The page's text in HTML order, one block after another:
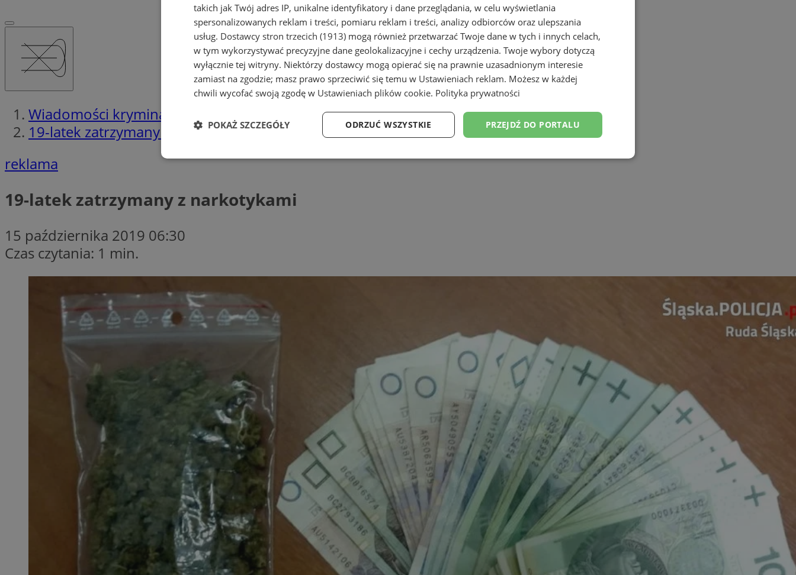
Wiadomości kryminalne w Rudzie Śląskiej
19-latek zatrzymany z narkotykami
reklama
19-latek zatrzymany z narkotykami
15 października 2019 06:30
Czas czytania: 1 min.
takich jak Twój adres IP, unikalne identyfikatory i dane przeglądania, w celu wyświetlania
spersonalizowanych reklam i treści, pomiaru reklam i treści, analizy odbiorców oraz ulepszania
usług. Dostawcy stron trzecich (1913) mogą również przetwarzać Twoje dane w tych i innych celach,
w tym wykorzystywać precyzyjne dane geolokalizacyjne i cechy urządzenia. Twoje wybory dotyczą
wyłącznie tej witryny. Niektórzy dostawcy mogą opierać się na prawnie uzasadnionym interesie
zamiast na zgodzie; masz prawo sprzeciwić się temu w Ustawieniach reklam. Możesz w każdej
chwili wycofać swoją zgodę w Ustawieniach plików cookie. Polityka prywatności
PRZEJDŹ DO PORTALU
ODRZUĆ WSZYSTKIE
POKAŻ SZCZEGÓŁY
Niezbędne Wydajność Targetowanie Funkcjonalność Niesklasyfikowane
zarządzanie kontem. Bez niezbędnych plików cookie nie można prawidłowo korzystać ze strony internetowej.
Nazwa
SessID
Ten plik cookie przechowuje identyfikator sesji.
1 rok
Ten plik cookie przechowuje identyfikator sesji.
1 tydzień 3 dni
Ten plik cookie jest używany do celów
uwierzytelniania i bezpieczeństwa, zapewniając, że
użytkownicy pozostają zalogowani, a ich dane są
zabezpieczone, jak poruszać się przez witrynę
internetową lub interakcji z jej usług.
__cf_bm
Cloudflare Inc.
.x.com
Ten plik cookie służy do rozróżniania ludzi i botów.
Jest to korzystne dla strony internetowej, ponieważ
umożliwia tworzenie ważnych raportów na temat
korzystania z jej witryny internetowej.
__cf_bm
Cloudflare Inc.
.twitter.com
29 minut 59
sekund
Ten plik cookie służy do rozróżniania ludzi i botów.
Jest to korzystne dla strony internetowej, ponieważ
umożliwia tworzenie ważnych raportów na temat
korzystania z jej witryny internetowej.
VISITOR_PRIVACY_METADATA
YouTube
.youtube.com
5 miesięcy 4
Ten plik cookie jest używany do przechowywania
zgody użytkownika i wyboru prywatności dla ich
interakcji z witryną. Rejestruje dane dotyczące
zgody odwiedzającego na różne polityki i
ustawienia prywatności, zapewniając, że ich
preferencje zostaną uhonorowane w przyszłych
sesjach.
CookieScriptConsent
CookieScript
4 tygodnie 2 dni
Ten plik cookie jest używany przez usługę Cookie-
Polityce prywatności Google